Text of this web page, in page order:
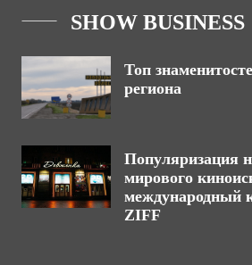
SHOW BUSINESS
Топ
региона
Популяризация
мирового
международный
ZIFF